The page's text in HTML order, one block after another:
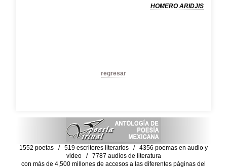
HOMERO ARIDJIS
regresar
1552 poetas / 519 escritores literarios / 4356 poemas en audio y
video / 7787 audios de literatura
con más de 4,500 millones de accesos a las diferentes páginas del